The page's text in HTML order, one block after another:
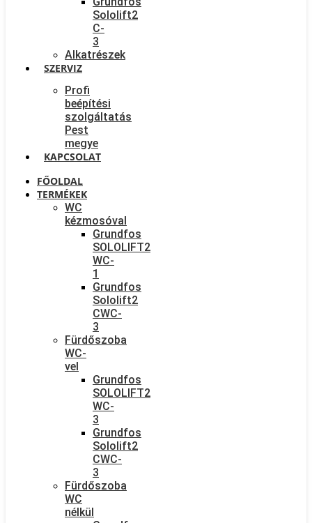
Sololift2
C-
3
Alkatrészek
SZERVIZ
Profi
beépítési
szolgáltatás
Pest
megye
KAPCSOLAT
FŐOLDAL
TERMÉKEK
WC
kézmosóval
Grundfos
SOLOLIFT2
WC-
1
Grundfos
Sololift2
CWC-
3
Fürdőszoba
WC-
vel
Grundfos
SOLOLIFT2
WC-
3
Grundfos
Sololift2
CWC-
3
Fürdőszoba
WC
nélkül